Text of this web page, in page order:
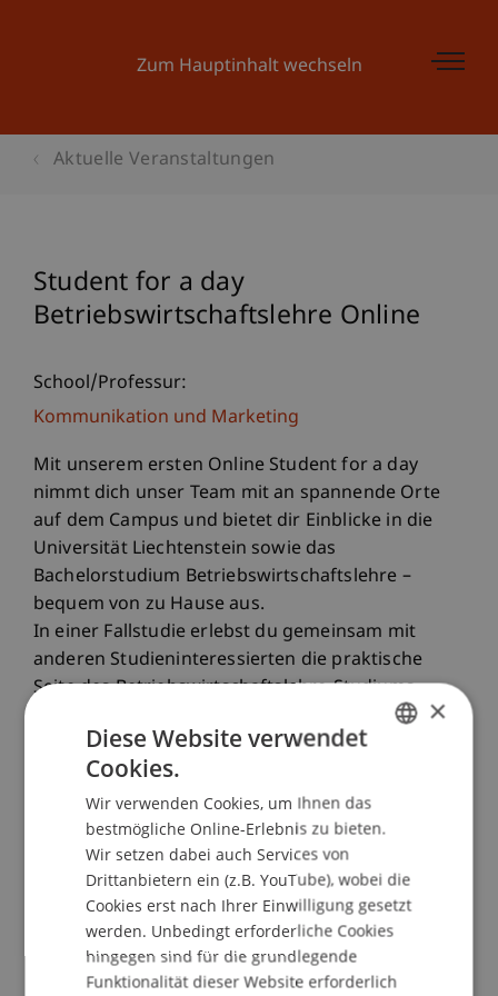
Zum Hauptinhalt wechseln
Aktuelle Veranstaltungen
Student for a day
Betriebswirtschaftslehre Online
School/Professur:
Kommunikation und Marketing
Mit unserem ersten Online Student for a day
nimmt dich unser Team mit an spannende Orte
auf dem Campus und bietet dir Einblicke in die
Universität Liechtenstein sowie das
Bachelorstudium Betriebswirtschaftslehre –
bequem von zu Hause aus.
In einer Fallstudie erlebst du gemeinsam mit
anderen Studieninteressierten die praktische
Seite des Betriebswirtschaftslehre-Studiums.
ABLAUF
10.00 – 10.05 Uhr: Begrüssung und
Programmüberblick
10.05 – 10.15 Uhr: Theorieinput zur Fallstudie |
mit Christina Philipp, Studiengangsmanagerin
10.15 – 10 .30 Uhr: Lektüre Fallstudie
10.30 – 10.45 Uhr: Fallstudie im Plenum | alle
10.45 – 10.55 Uhr: Quiz zur Fallstudie | mit
Christina Philipp
×
Diese Website verwendet
Cookies.
Wir verwenden Cookies, um Ihnen das
bestmögliche Online-Erlebnis zu bieten.
Wir setzen dabei auch Services von
Drittanbietern ein (z.B. YouTube), wobei die
Cookies erst nach Ihrer Einwilligung gesetzt
werden. Unbedingt erforderliche Cookies
hingegen sind für die grundlegende
Funktionalität dieser Website erforderlich